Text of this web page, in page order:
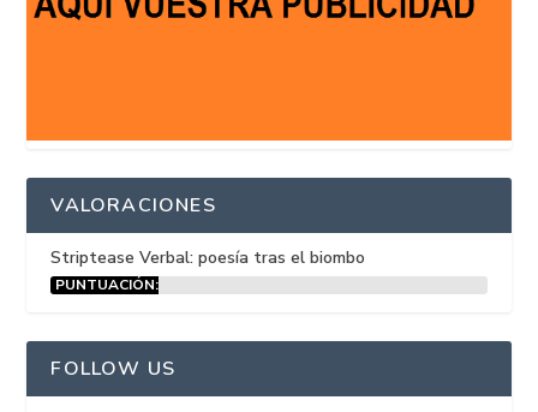
VALORACIONES
Striptease Verbal: poesía tras el biombo
PUNTUACIÓN:
FOLLOW US